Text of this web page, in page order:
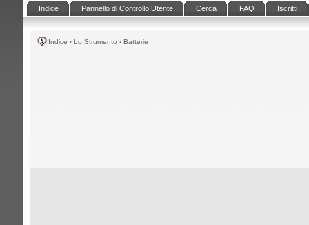
Indice Pannello di Controllo Utente Cerca FAQ Iscritti
Indice ‹ Lo Strumento ‹ Batterie